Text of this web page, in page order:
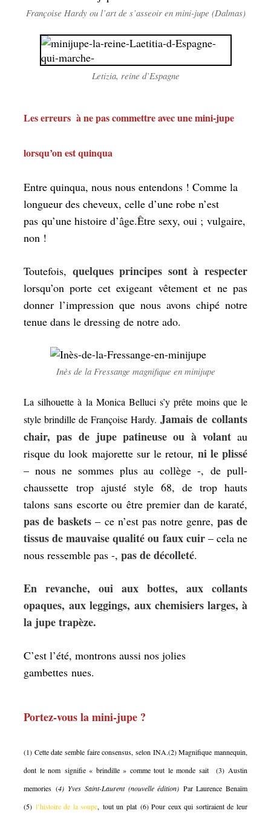
Françoise Hardy ou l’art de s’asseoir en mini-jupe (Dalmas)
Letizia, reine d’Espagne
Les erreurs à ne pas commettre avec une mini-jupe
lorsqu’on est quinqua
Entre quinqua, nous nous entendons ! Comme la
longueur des cheveux, celle d’une robe n’est
pas qu’une histoire d’âge.Être sexy, oui ; vulgaire,
non !
Toutefois, quelques principes sont à respecter
lorsqu’on porte cet exigeant vêtement et ne pas
donner l’impression que nous avons chipé notre
tenue dans le dressing de notre ado.
Inès de la Fressange magnifique en minijupe
La silhouette à la Monica Belluci s’y prête moins que le
style brindille de Françoise Hardy. Jamais de collants
chair, pas de jupe patineuse ou à volantau
risque du look majorette sur le retour, ni le plissé
– nous ne sommes plus au collège -, de pull-
chaussette trop ajusté style 68, de trop hauts
talons sans escorte ou être premier dan de karaté,
pas de baskets – ce n’est pas notre genre, pas de
tissus de mauvaise qualité ou faux cuir– cela ne
nous ressemble pas -, pas de décolleté.
En revanche, oui aux bottes, aux collants
opaques, aux leggings, aux chemisiers larges, à
la jupe trapèze.
C’est l’été, montrons aussi nos jolies
gambettes nues.
Portez-vous la mini-jupe ?
(1) Cette date semble faire consensus, selon INA.(2) Magnifique mannequin,
dont le nom signifie « brindille » comme tout le monde sait (3) Austin
memories (4) Yves Saint-Laurent (nouvelle édition) Par Laurence Benaïm
(5) l’histoire de la soupe, tout un plat (6) Pour ceux qui sortiraient de leur